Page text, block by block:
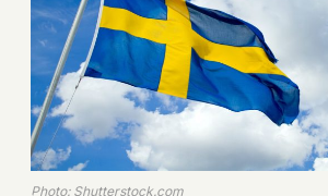
Photo: Shutterstock.com